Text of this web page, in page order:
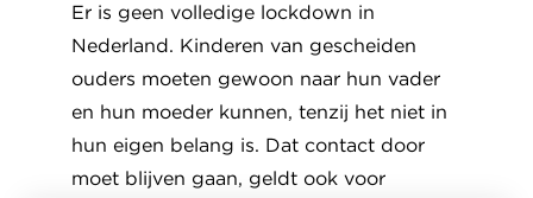
Er is geen volledige lockdown in
Nederland. Kinderen van gescheiden
ouders moeten gewoon naar hun vader
en hun moeder kunnen, tenzij het niet in
hun eigen belang is. Dat contact door
moet blijven gaan, geldt ook voor